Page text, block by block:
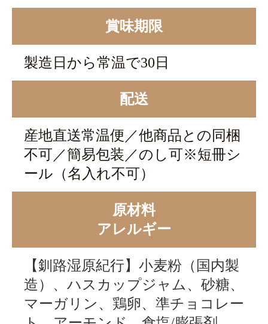
賞味期限
製造日から常温で30日
配送
産地直送常温便／他商品との同梱
不可／簡易包装／のし可※短冊シ
ール（名入れ不可）
原材料
アレルギー
【釧路湿原紀行】小麦粉（国内製
造）、ハスカップジャム、砂糖、
マーガリン、鶏卵、準チョコレー